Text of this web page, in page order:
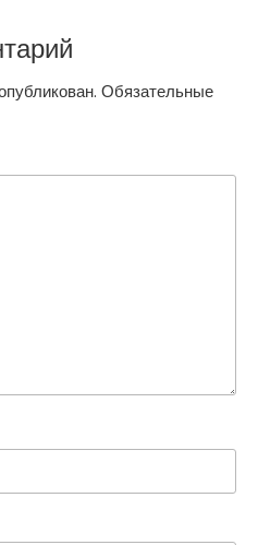
Обязательные